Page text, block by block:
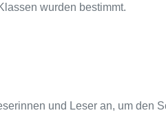
wurden bestimmt.
und Leser an, um den